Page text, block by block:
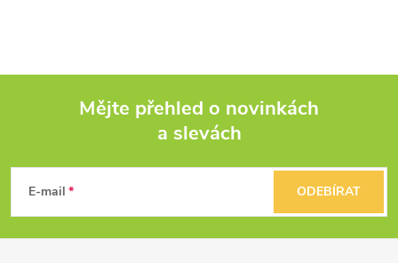
p
Mějte přehled o novinkách
a slevách
E-mail ODEBÍRAT